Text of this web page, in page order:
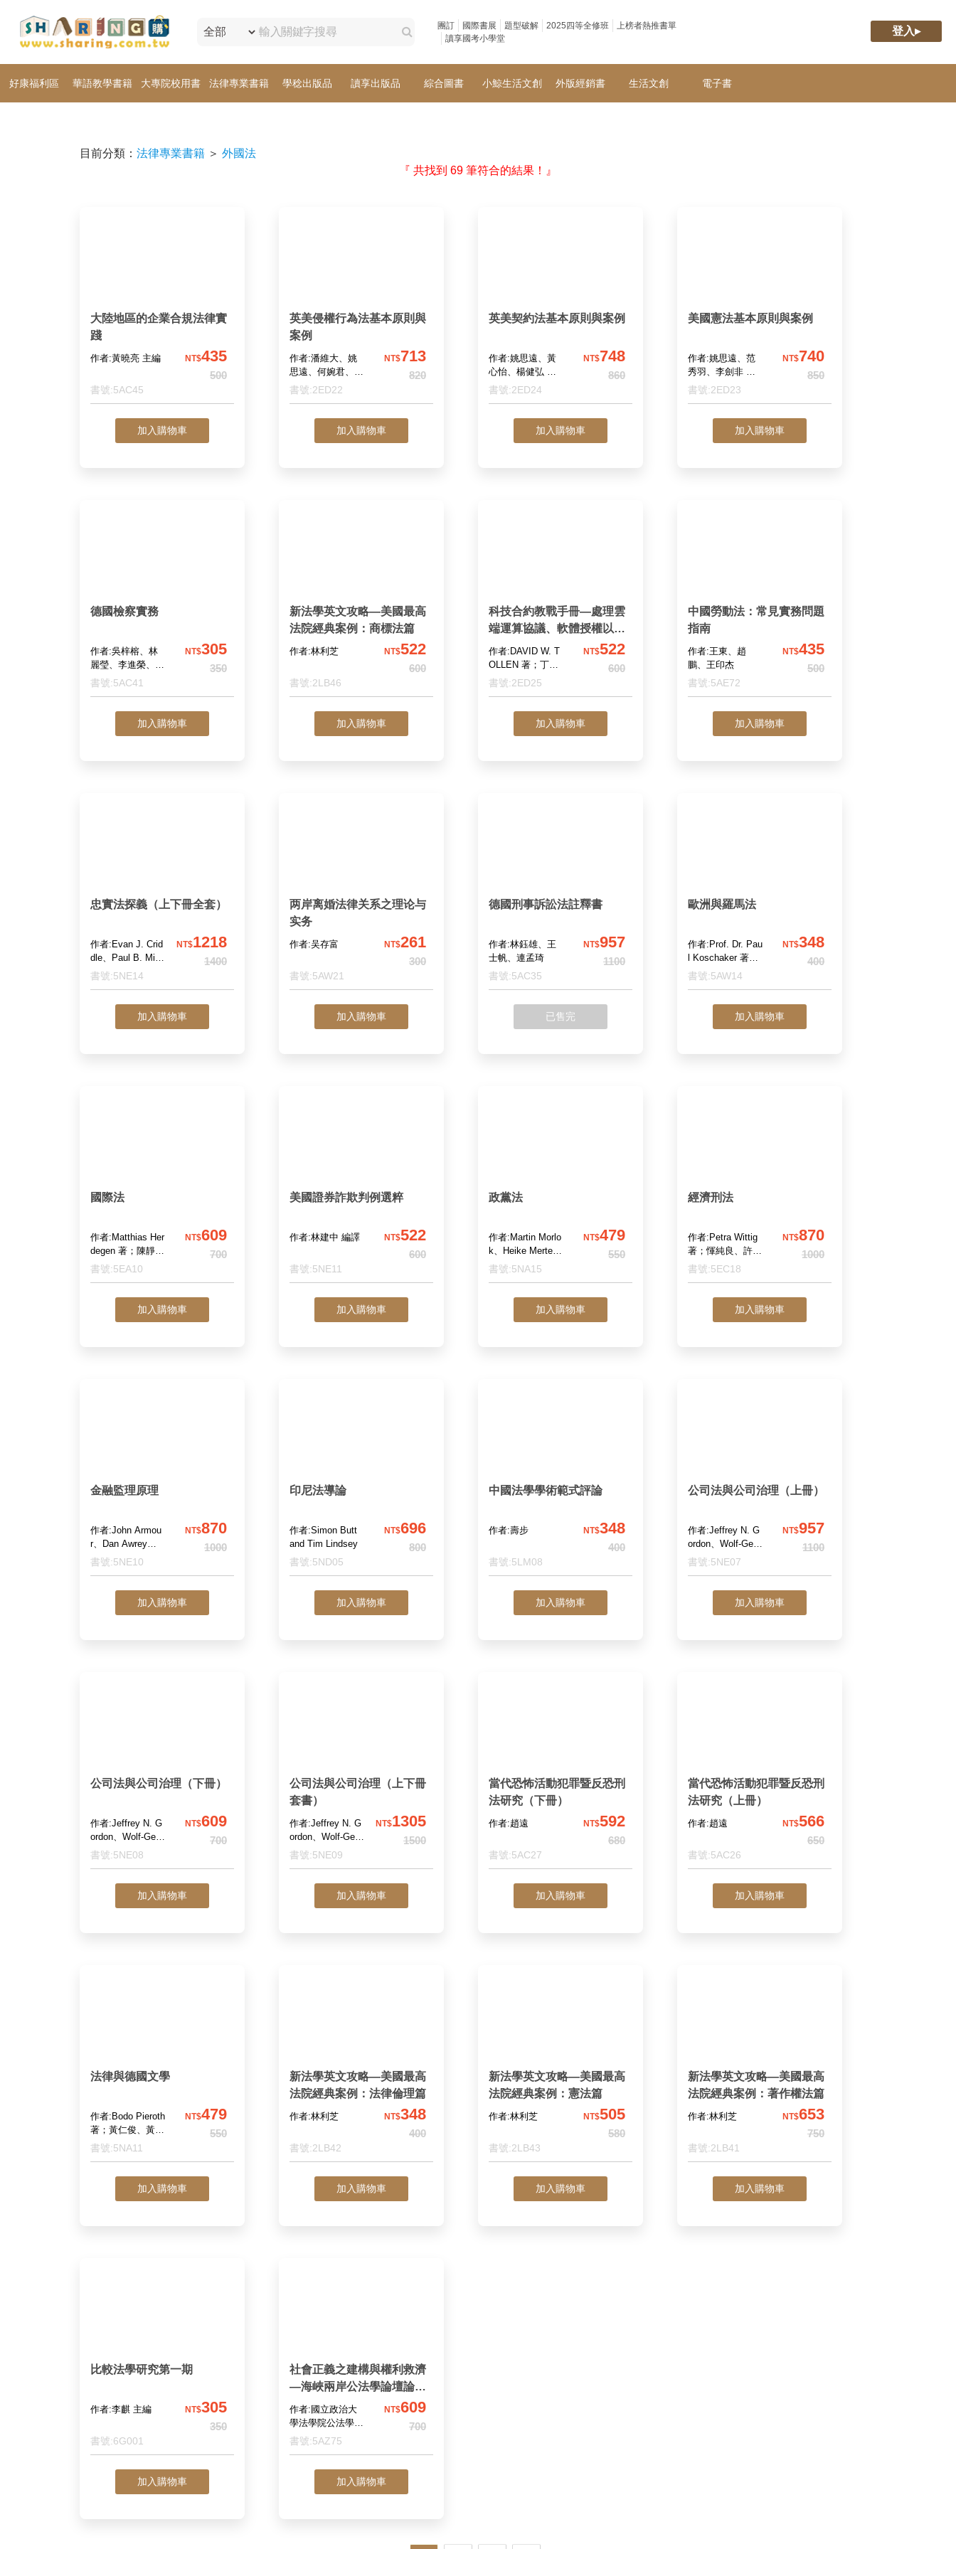
團訂 國際書展 題型破解 2025四等全修班
上榜者熱推書單
讀享國考小學堂
登入▸
好康福利區 華語教學書籍 大專院校用書 法律專業書籍 學稔出版品 讀享出版品 綜合圖書 小鯨生活文創 外版經銷書 生活文創 電子書
目前分類： 法律專業書籍 ＞ 外國法
『 共找到 69 筆符合的結果！』
大陸地區的企業合規法律實
踐
作者:黃曉亮 主編 NT$435
500
書號:5AC45
加入購物車
英美侵權行為法基本原則與
案例
作者:潘維大、姚
思遠、何婉君、范
秀羽、王震宇 編
NT$713
820
書號:2ED22
加入購物車
英美契約法基本原則與案例
作者:姚思遠、黃
心怡、楊健弘 編
著
NT$748
860
書號:2ED24
加入購物車
美國憲法基本原則與案例
作者:姚思遠、范
秀羽、李劍非 編
著
NT$740
850
書號:2ED23
加入購物車
德國檢察實務
作者:吳梓榕、林
麗瑩、李進榮、姚
崇略、黃英彥、林
samen、Julian S
chmidt
NT$305
350
書號:5AC41
加入購物車
新法學英文攻略—美國最高
法院經典案例：商標法篇
作者:林利芝 NT$522
600
書號:2LB46
加入購物車
科技合約教戰手冊—處理雲
端運算協議、軟體授權以及
其他IT合約的法務及業者實
用方針
作者:DAVID W. T
OLLEN 著；丁天
欣 譯
NT$522
600
書號:2ED25
加入購物車
中國勞動法：常見實務問題
指南
作者:王東、趙
鵬、王印杰
NT$435
500
書號:5AE72
加入購物車
忠實法探義（上下冊全套）
作者:Evan J. Crid
dle、Paul B. Mille
r、Robert H. Sitk
甲、張凱評 譯；
陳錦隆 審定
NT$1218
1400
書號:5NE14
加入購物車
两岸离婚法律关系之理论与
实务
作者:吴存富 NT$261
300
書號:5AW21
加入購物車
德國刑事訴訟法註釋書
作者:林鈺雄、王
士帆、連孟琦
NT$957
1100
書號:5AC35
已售完
歐洲與羅馬法
作者:Prof. Dr. Pau
l Koschaker 著；
陳添輝 譯
NT$348
400
書號:5AW14
加入購物車
國際法
作者:Matthias Her
degen 著；陳靜
慧、李東穎、賀穎
NT$609
700
書號:5EA10
加入購物車
美國證券詐欺判例選粹
作者:林建中 編譯 NT$522
600
書號:5NE11
加入購物車
政黨法
作者:Martin Morlo
k、Heike Merten
著；黃仁俊 譯
NT$479
550
書號:5NA15
加入購物車
經濟刑法
作者:Petra Wittig
著；惲純良、許絲
捷 譯
NT$870
1000
書號:5EC18
加入購物車
金融監理原理
作者:John Armou
r、Dan Awrey、P
aul Davies、Luca
Mayer、Jennifer
Payne 著；黃種
NT$870
1000
書號:5NE10
加入購物車
印尼法導論
作者:Simon Butt
and Tim Lindsey
NT$696
800
書號:5ND05
加入購物車
中國法學學術範式評論
作者:壽步 NT$348
400
書號:5LM08
加入購物車
公司法與公司治理（上冊）
作者:Jeffrey N. G
ordon、Wolf-Geor
g Ringe主編；江
鼎鈞、趙冠瑋
譯；陳錦隆 審定
NT$957
1100
書號:5NE07
加入購物車
公司法與公司治理（下冊）
作者:Jeffrey N. G
ordon、Wolf-Geor
g Ringe主編；江
鼎鈞、趙冠瑋
譯；陳錦隆 審定
NT$609
700
書號:5NE08
加入購物車
公司法與公司治理（上下冊
套書）
作者:Jeffrey N. G
ordon、Wolf-Geor
g Ringe主編；江
鼎鈞、趙冠瑋
譯；陳錦隆 審定
NT$1305
1500
書號:5NE09
加入購物車
當代恐怖活動犯罪暨反恐刑
法研究（下冊）
作者:趙遠 NT$592
680
書號:5AC27
加入購物車
當代恐怖活動犯罪暨反恐刑
法研究（上冊）
作者:趙遠 NT$566
650
書號:5AC26
加入購物車
法律與德國文學
作者:Bodo Pieroth
著；黃仁俊、黃耀
宗 譯
NT$479
550
書號:5NA11
加入購物車
新法學英文攻略—美國最高
法院經典案例：法律倫理篇
作者:林利芝 NT$348
400
書號:2LB42
加入購物車
新法學英文攻略—美國最高
法院經典案例：憲法篇
作者:林利芝 NT$505
580
書號:2LB43
加入購物車
新法學英文攻略—美國最高
法院經典案例：著作權法篇
作者:林利芝 NT$653
750
書號:2LB41
加入購物車
比較法學研究第一期
作者:李麒 主編 NT$305
350
書號:6G001
加入購物車
社會正義之建構與權利救濟
—海峽兩岸公法學論壇論文
集（二）
作者:國立政治大
學法學院公法學中
心、政治大學法學
NT$609
700
書號:5AZ75
加入購物車